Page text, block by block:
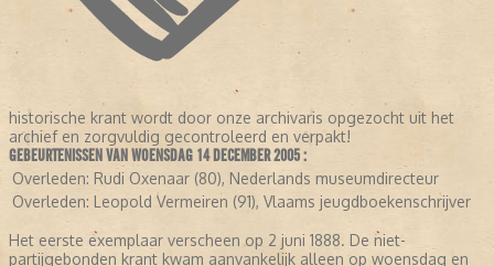
historische krant wordt door onze archivaris opgezocht uit het
archief en zorgvuldig gecontroleerd en verpakt!
GEBEURTENISSEN VAN WOENSDAG 14 DECEMBER 2005 :
Overleden: Rudi Oxenaar (80), Nederlands museumdirecteur
Overleden: Leopold Vermeiren (91), Vlaams jeugdboekenschrijver
Het eerste exemplaar verscheen op 2 juni 1888. De niet-
partijgebonden krant kwam aanvankelijk alleen op woensdag en